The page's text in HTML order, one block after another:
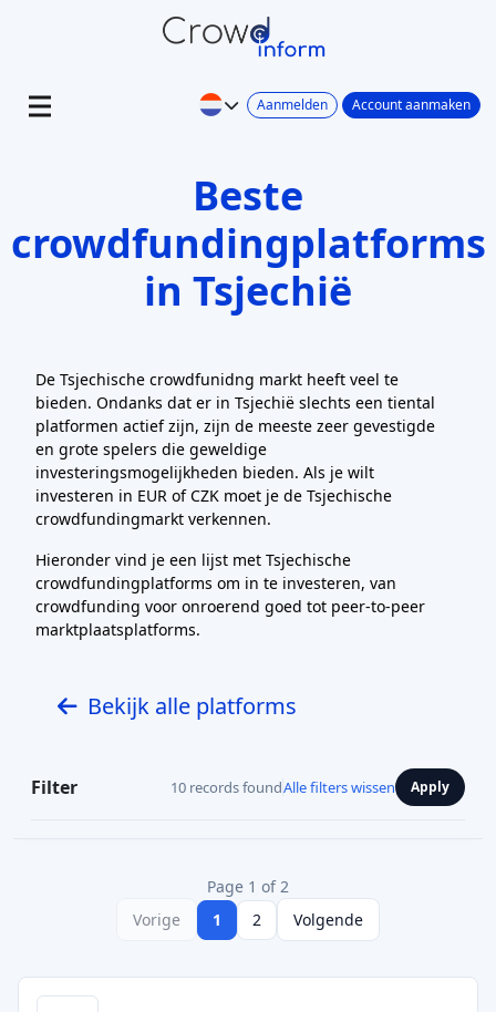
Aanmelden Account aanmaken
Beste
crowdfundingplatforms
in Tsjechië
De Tsjechische crowdfunidng markt heeft veel te
bieden. Ondanks dat er in Tsjechië slechts een tiental
platformen actief zijn, zijn de meeste zeer gevestigde
en grote spelers die geweldige
investeringsmogelijkheden bieden. Als je wilt
investeren in EUR of CZK moet je de Tsjechische
crowdfundingmarkt verkennen.
Hieronder vind je een lijst met Tsjechische
crowdfundingplatforms om in te investeren, van
crowdfunding voor onroerend goed tot peer-to-peer
marktplaatsplatforms.
Bekijk alle platforms
Filter 10 records foundAlle filters wissen Apply
Page 1 of 2
Vorige
1 2 Volgende